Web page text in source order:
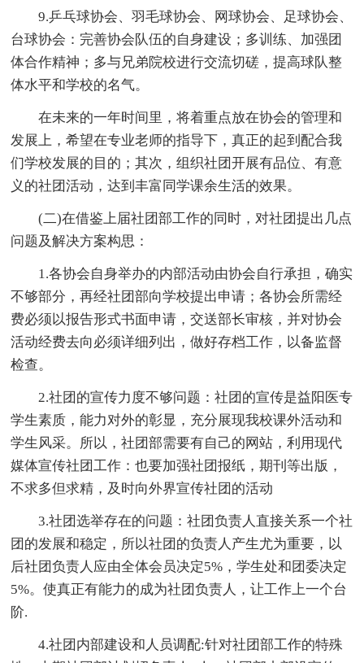
9.乒乓球协会、羽毛球协会、网球协会、足球协会、
台球协会：完善协会队伍的自身建设；多训练、加强团
体合作精神；多与兄弟院校进行交流切磋，提高球队整
体水平和学校的名气。
在未来的一年时间里，将着重点放在协会的管理和
发展上，希望在专业老师的指导下，真正的起到配合我
们学校发展的目的；其次，组织社团开展有品位、有意
义的社团活动，达到丰富同学课余生活的效果。
(二)在借鉴上届社团部工作的同时，对社团提出几点
问题及解决方案构思：
1.各协会自身举办的内部活动由协会自行承担，确实
不够部分，再经社团部向学校提出申请；各协会所需经
费必须以报告形式书面申请，交送部长审核，并对协会
活动经费去向必须详细列出，做好存档工作，以备监督
检查。
2.社团的宣传力度不够问题：社团的宣传是益阳医专
学生素质，能力对外的彰显，充分展现我校课外活动和
学生风采。所以，社团部需要有自己的网站，利用现代
媒体宣传社团工作：也要加强社团报纸，期刊等出版，
不求多但求精，及时向外界宣传社团的活动
3.社团选举存在的问题：社团负责人直接关系一个社
团的发展和稳定，所以社团的负责人产生尤为重要，以
后社团负责人应由全体会员决定5%，学生处和团委决定
5%。使真正有能力的成为社团负责人，让工作上一个台
阶.
4.社团内部建设和人员调配:针对社团部工作的特殊